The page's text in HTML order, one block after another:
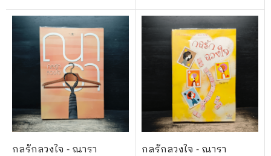
กลรักลวงใจ - ณารา กลรักลวงใจ - ณารา